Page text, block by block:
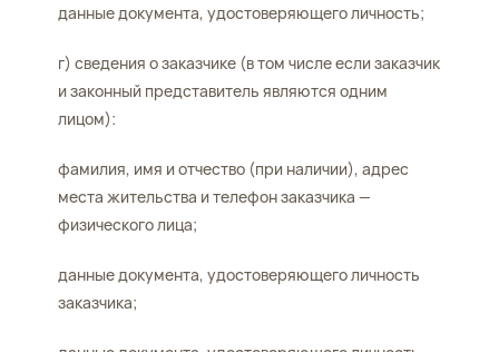
данные документа, удостоверяющего личность;
г) сведения о заказчике (в том числе если заказчик
и законный представитель являются одним
лицом):
фамилия, имя и отчество (при наличии), адрес
места жительства и телефон заказчика —
физического лица;
данные документа, удостоверяющего личность
заказчика;